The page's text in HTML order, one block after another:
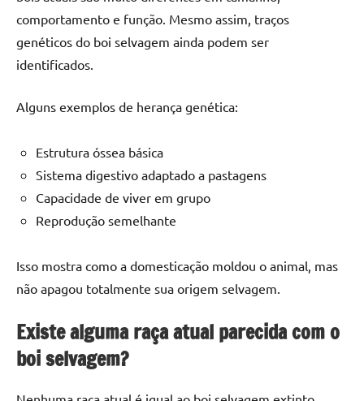
comportamento e função. Mesmo assim, traços
genéticos do boi selvagem ainda podem ser
identificados.
Alguns exemplos de herança genética:
Estrutura óssea básica
Sistema digestivo adaptado a pastagens
Capacidade de viver em grupo
Reprodução semelhante
Isso mostra como a domesticação moldou o animal, mas
não apagou totalmente sua origem selvagem.
Existe alguma raça atual parecida com o
boi selvagem?